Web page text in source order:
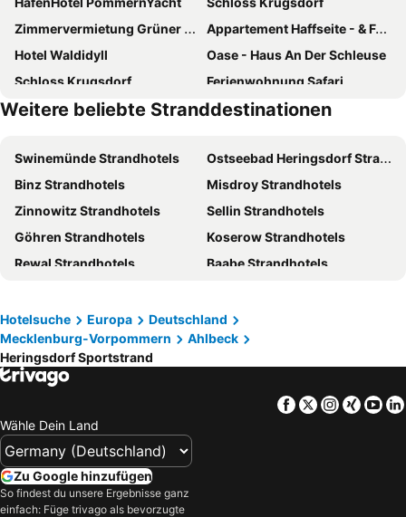
Zimmervermietung Grüner Weg
Appartement Haffseite - & Ferienanlage Haffhus Gmbh
Hotel Waldidyll
Oase - Haus An Der Schleuse
Schloss Krugsdorf
Ferienwohnung Safari
Usedomer Blick
Glamping Podgrodzie
Anacapri Gästehaus Florenz
Mysliborka
Pommern Mühle
Schloss Rothenklempenow
Am Stettiner Haff
Holiday Home, Nowe Warpno, For 6 Persons
Weitere beliebte Stranddestinationen
Swinemünde Strandhotels
Ostseebad Heringsdorf Strandhotels
Binz Strandhotels
Misdroy Strandhotels
Zinnowitz Strandhotels
Sellin Strandhotels
Göhren Strandhotels
Koserow Strandhotels
Rewal Strandhotels
Baabe Strandhotels
Putbus Strandhotels
Trassenheide Strandhotels
Greifswald Strandhotels
Templin Strandhotels
Dziwnów Strandhotels
Zempin Strandhotels
Neustrelitz Strandhotels
Korswandt Strandhotels
Groß Nemerow Strandhotels
Niechorze Strandhotels
Loddin Strandhotels
Hotelsuche Europa
Deutschland
Mecklenburg-Vorpommern
Ahlbeck
Heringsdorf Sportstrand
Facebook
TwitterXing
Wähle Dein Land
Zu Google hinzufügen
So findest du unsere Ergebnisse ganz
einfach: Füge trivago als bevorzugte